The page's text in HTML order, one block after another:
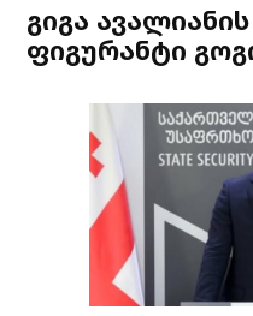
გიგა ავალიანის
ფიგურანტი